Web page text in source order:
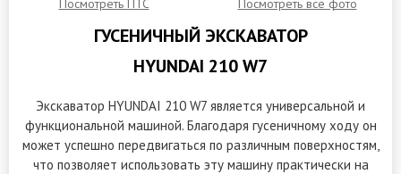
Посмотреть ПТС Посмотреть все фото
ГУСЕНИЧНЫЙ ЭКСКАВАТОР
HYUNDAI 210 W7
Экскаватор HYUNDAI 210 W7 является универсальной и
функциональной машиной. Благодаря гусеничному ходу он
может успешно передвигаться по различным поверхностям,
что позволяет использовать эту машину практически на